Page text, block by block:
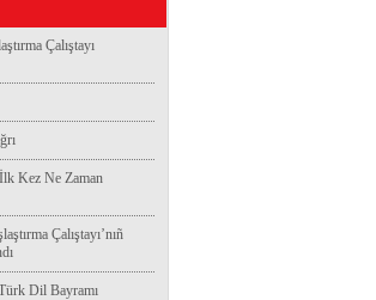
Çalıştayı
Kez Ne Zaman
Çalıştayı’nıñ
Dil Bayramı